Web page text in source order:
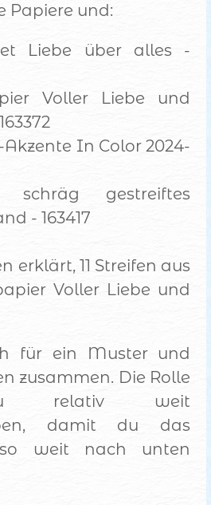
Papiere und:
Liebe über alles -
Voller Liebe und
Akzente In Color 2024-
schräg gestreiftes
- 163417
erklärt, 11 Streifen aus
Voller Liebe und
für ein Muster und
zusammen. Die Rolle
relativ weit
damit du das
weit nach unten